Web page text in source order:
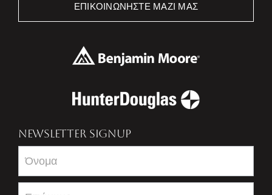
ΕΠΙΚΟΙΝΩΝΉΣΤΕ ΜΑΖΊ ΜΑΣ
NEWSLETTER SIGNUP
Newsletter